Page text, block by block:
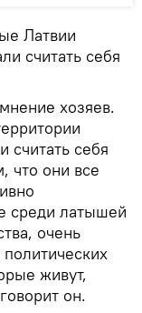
Латвии
считать себя
хозяев.
считать себя
что они все
среди латышей
очень
живут,
он.